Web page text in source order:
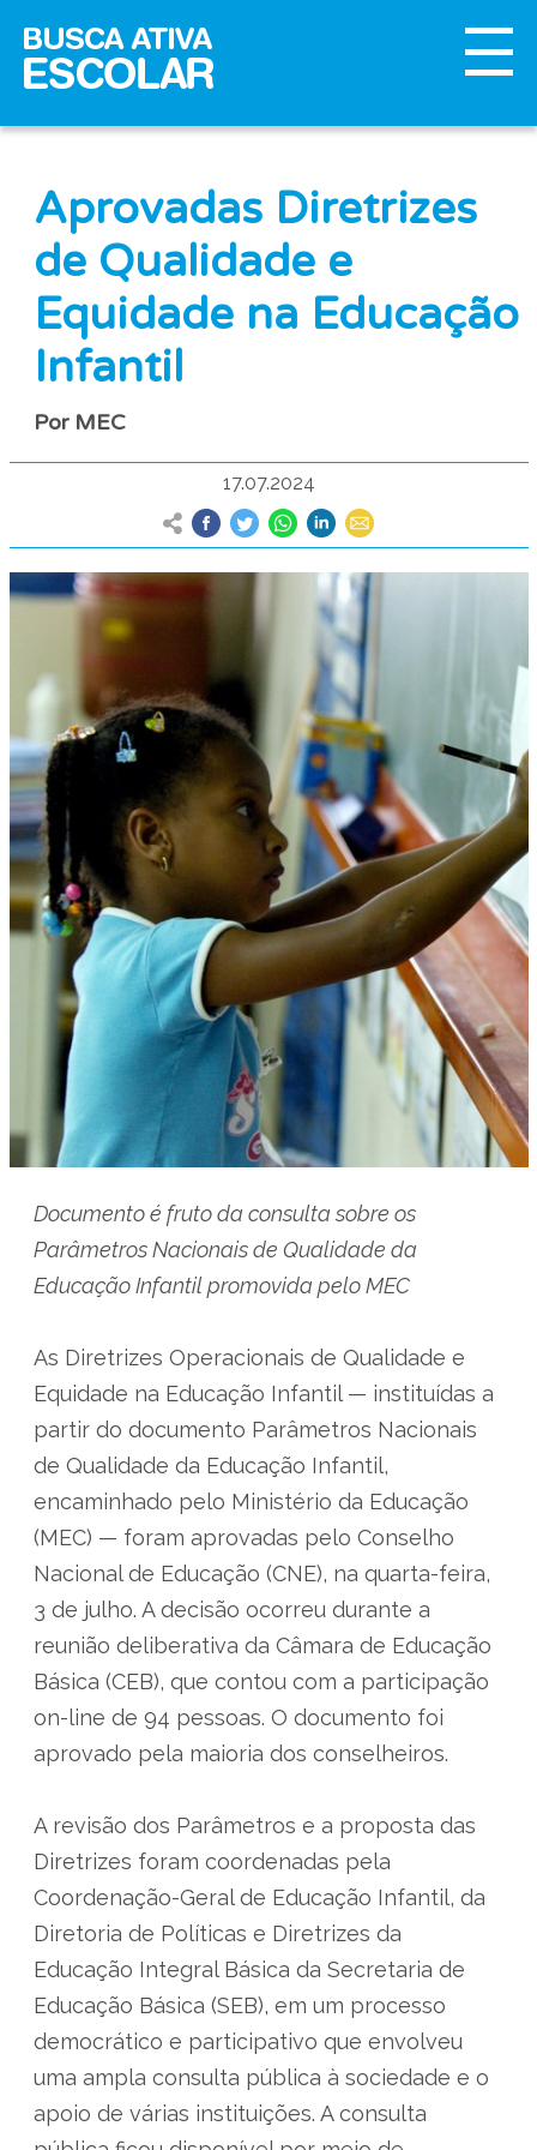
Aprovadas Diretrizes
de Qualidade e
Equidade na Educação
Infantil
Por MEC
17.07.2024
Documento é fruto da consulta sobre os
Parâmetros Nacionais de Qualidade da
Educação Infantil promovida pelo MEC
As Diretrizes Operacionais de Qualidade e
Equidade na Educação Infantil — instituídas a
partir do documento Parâmetros Nacionais
de Qualidade da Educação Infantil,
encaminhado pelo Ministério da Educação
(MEC) — foram aprovadas pelo Conselho
Nacional de Educação (CNE), na quarta-feira,
3 de julho. A decisão ocorreu durante a
reunião deliberativa da Câmara de Educação
Básica (CEB), que contou com a participação
on-line de 94 pessoas. O documento foi
aprovado pela maioria dos conselheiros.
A revisão dos Parâmetros e a proposta das
Diretrizes foram coordenadas pela
Coordenação-Geral de Educação Infantil, da
Diretoria de Políticas e Diretrizes da
Educação Integral Básica da Secretaria de
Educação Básica (SEB), em um processo
democrático e participativo que envolveu
uma ampla consulta pública à sociedade e o
apoio de várias instituições. A consulta